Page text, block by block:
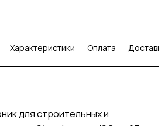
Характеристики Оплата Доставка
для строительных и